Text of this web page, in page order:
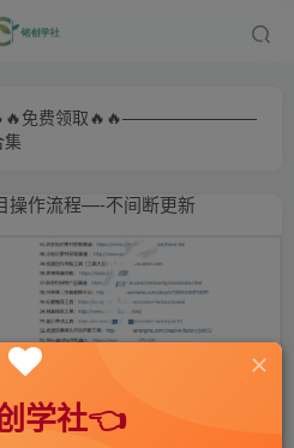
🔥🔥免费领取🔥🔥————————
集
操作流程—-不间断更新
学社👈